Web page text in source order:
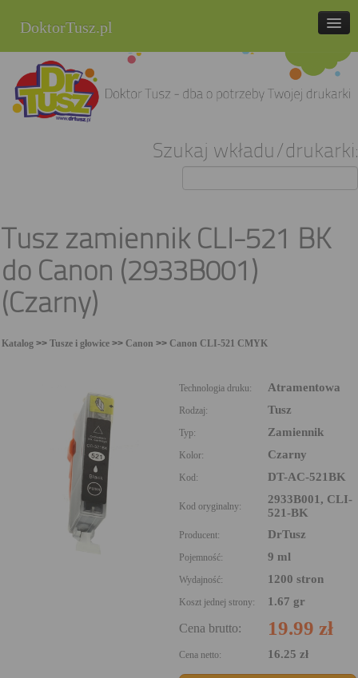
DoktorTusz.pl
tel. 857 337 337
Strona główna
Sklep internetowy
Szukaj wkładu/drukarki:
Tusz zamiennik CLI-521 BK
do Canon (2933B001)
(Czarny)
Katalog >> Tusze i głowice >> Canon >> Canon CLI-521 CMYK
Technologia druku: Atramentowa
Rodzaj: Tusz
Typ: Zamiennik
Kolor: Czarny
Kod: DT-AC-521BK
Kod oryginalny:
2933B001, CLI-
521-BK
Producent: DrTusz
Pojemność: 9 ml
Wydajność: 1200 stron
Koszt jednej strony: 1.67 gr
Cena brutto: 19.99 zł
Cena netto: 16.25 zł